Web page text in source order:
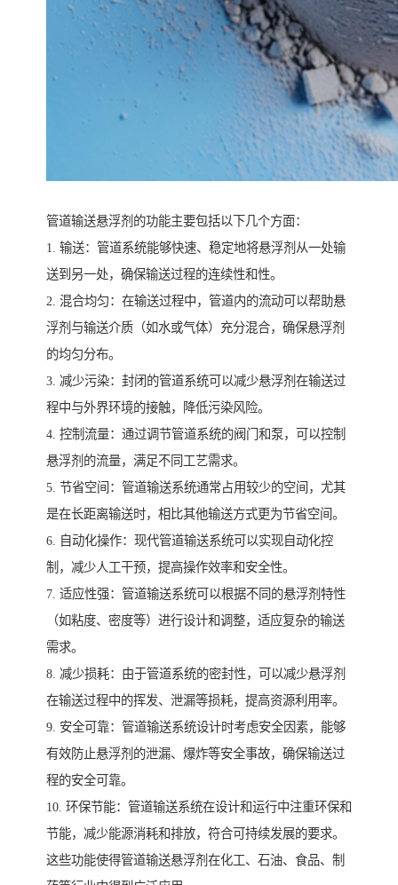
管道输送悬浮剂的功能主要包括以下几个方面：
1. 输送：管道系统能够快速、稳定地将悬浮剂从一处输
送到另一处，确保输送过程的连续性和性。
2. 混合均匀：在输送过程中，管道内的流动可以帮助悬
浮剂与输送介质（如水或气体）充分混合，确保悬浮剂
的均匀分布。
3. 减少污染：封闭的管道系统可以减少悬浮剂在输送过
程中与外界环境的接触，降低污染风险。
4. 控制流量：通过调节管道系统的阀门和泵，可以控制
悬浮剂的流量，满足不同工艺需求。
5. 节省空间：管道输送系统通常占用较少的空间，尤其
是在长距离输送时，相比其他输送方式更为节省空间。
6. 自动化操作：现代管道输送系统可以实现自动化控
制，减少人工干预，提高操作效率和安全性。
7. 适应性强：管道输送系统可以根据不同的悬浮剂特性
（如粘度、密度等）进行设计和调整，适应复杂的输送
需求。
8. 减少损耗：由于管道系统的密封性，可以减少悬浮剂
在输送过程中的挥发、泄漏等损耗，提高资源利用率。
9. 安全可靠：管道输送系统设计时考虑安全因素，能够
有效防止悬浮剂的泄漏、爆炸等安全事故，确保输送过
程的安全可靠。
10. 环保节能：管道输送系统在设计和运行中注重环保和
节能，减少能源消耗和排放，符合可持续发展的要求。
这些功能使得管道输送悬浮剂在化工、石油、食品、制